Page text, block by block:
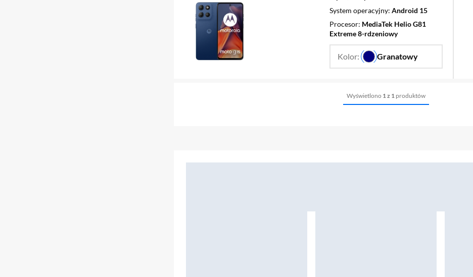
System operacyjny Android 15
Procesor MediaTek Helio G81
Extreme 8-rdzeniowy
Kolor: Granatowy
Wyświetlono 1 z 1 produktów